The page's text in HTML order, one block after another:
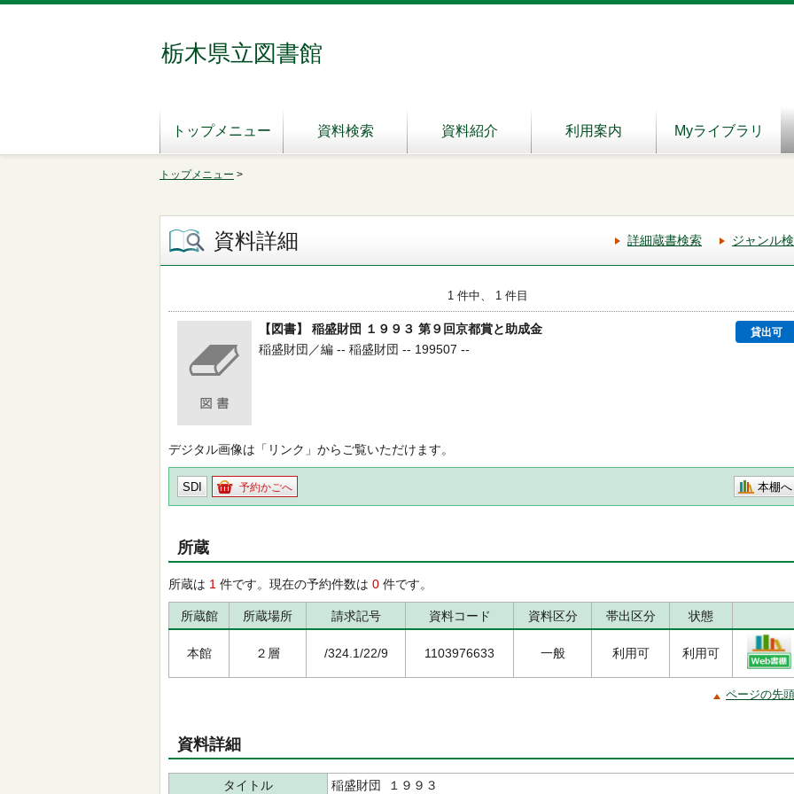
栃木県立図書館
トップメニュー 資料検索 資料紹介 利用案内 Myライブラリ
トップメニュー >
資料詳細 詳細蔵書検索 ジャンル
1 件中、 1 件目
【図書】 稲盛財団 １９９３ 第９回京都賞と助成金 貸出可
稲盛財団／編 -- 稲盛財団 -- 199507 --
デジタル画像は「リンク」からご覧いただけます。
SDI 予約かごへ 本棚へ
所蔵
所蔵は 1 件です。現在の予約件数は 0 件です。
所蔵館 所蔵場所 請求記号 資料コード 資料区分 帯出区分 状態
本館 ２層 /324.1/22/9 1103976633 一般 利用可 利用可
ページの先
資料詳細
タイトル 稲盛財団 １９９３